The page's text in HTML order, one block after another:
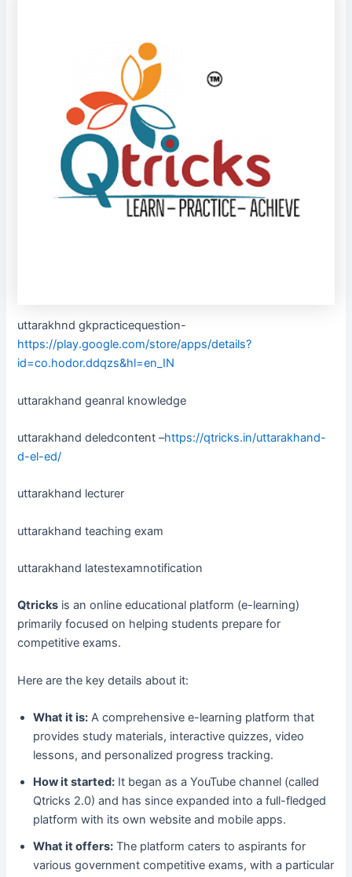
uttarakhnd gkpracticequestion-
https://play.google.com/store/apps/details?
id=co.hodor.ddqzs&hl=en_IN
uttarakhand geanral knowledge
uttarakhand deledcontent –https://qtricks.in/uttarakhand-
d-el-ed/
uttarakhand lecturer
uttarakhand teaching exam
uttarakhand latestexamnotification
Qtricks is an online educational platform (e-learning)
primarily focused on helping students prepare for
competitive exams.
Here are the key details about it:
What it is: A comprehensive e-learning platform that
provides study materials, interactive quizzes, video
lessons, and personalized progress tracking.
How it started: It began as a YouTube channel (called
Qtricks 2.0) and has since expanded into a full-fledged
platform with its own website and mobile apps.
What it offers: The platform caters to aspirants for
various government competitive exams, with a particular